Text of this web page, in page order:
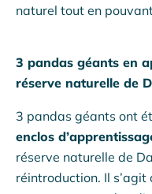
naturel tout en
3 pandas géants en
réserve naturelle de
3 pandas géants ont
enclos
réserve naturelle de
réintroduction. Il